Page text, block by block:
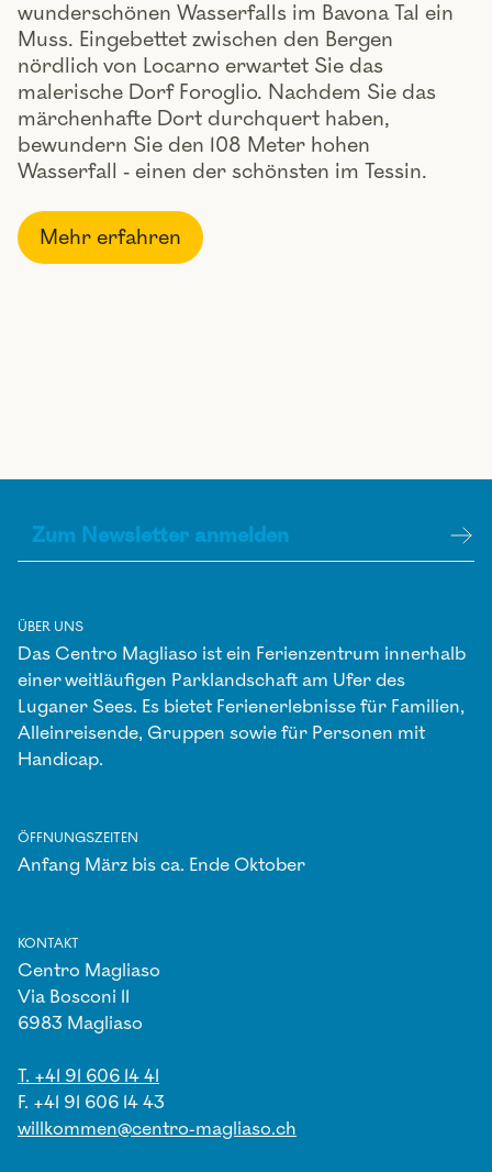
wunderschönen Wasserfalls im Bavona Tal ein
Muss. Eingebettet zwischen den Bergen
nördlich von Locarno erwartet Sie das
malerische Dorf Foroglio. Nachdem Sie das
märchenhafte Dort durchquert haben,
bewundern Sie den 108 Meter hohen
Wasserfall - einen der schönsten im Tessin.
Mehr erfahren
ÜBER UNS
Das Centro Magliaso ist ein Ferienzentrum innerhalb
einer weitläufigen Parklandschaft am Ufer des
Luganer Sees. Es bietet Ferienerlebnisse für Familien,
Alleinreisende, Gruppen sowie für Personen mit
Handicap.
ÖFFNUNGSZEITEN
Anfang März bis ca. Ende Oktober
KONTAKT
Centro Magliaso
Via Bosconi 11
6983 Magliaso
T. +41 91 606 14 41
F. +41 91 606 14 43
willkommen@centro-magliaso.ch